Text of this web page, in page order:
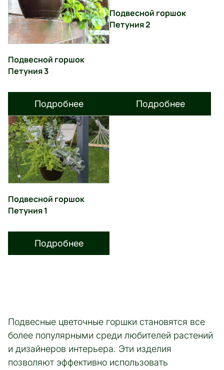
Подвесной горшок
Петуния 3
Подробнее
Подвесной горшок
Петуния 2
Подробнее
Подвесной горшок
Петуния 1
Подробнее
Подвесные цветочные горшки становятся все
более популярными среди любителей растений
и дизайнеров интерьера. Эти изделия
позволяют эффективно использовать